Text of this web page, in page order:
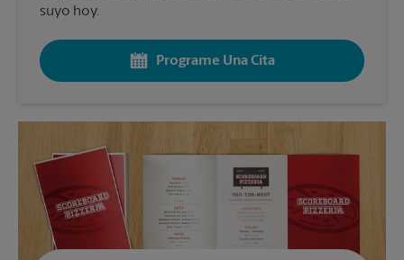
suyo hoy.
Programe Una Cita